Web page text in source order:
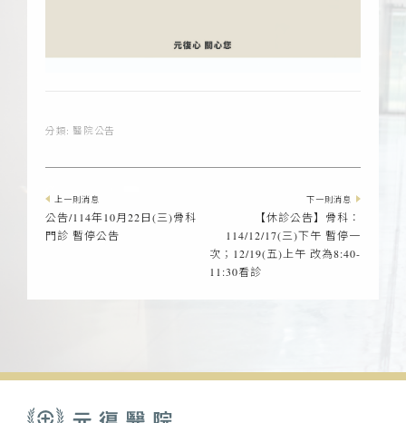
分類: 醫院公告
上一則消息
公告/114年10月22日(三)骨科
門診 暫停公告
下一則消息
【休診公告】骨科：
114/12/17(三)下午 暫停一
次；12/19(五)上午 改為8:40-
11:30看診